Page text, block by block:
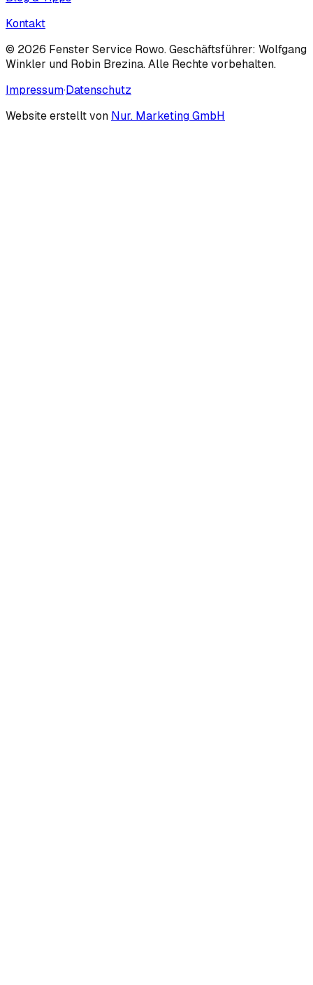
Kontakt
© 2026 Fenster Service Rowo. Geschäftsführer: Wolfgang
Winkler und Robin Brezina. Alle Rechte vorbehalten.
Impressum·Datenschutz
Website erstellt von Nur. Marketing GmbH